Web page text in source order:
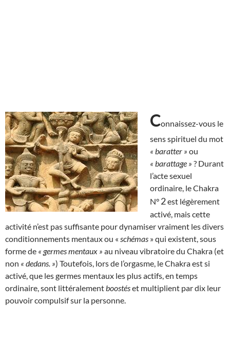
Connaissez-vous le
sens spirituel du mot
« baratter » ou
« barattage » ? Durant
l’acte sexuel
ordinaire, le Chakra
N° 2est légèrement
activé, mais cette
activité n’est pas suffisante pour dynamiser vraiment les divers
conditionnements mentaux ou « schémas » qui existent, sous
forme de « germes mentaux » au niveau vibratoire du Chakra (et
non « dedans. ») Toutefois, lors de l’orgasme, le Chakra est si
activé, que les germes mentaux les plus actifs, en temps
ordinaire, sont littéralement boostéset multiplient par dix leur
pouvoir compulsif sur la personne.